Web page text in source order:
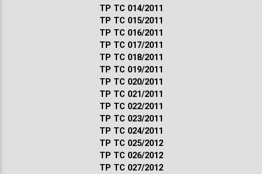
ТР ТС 014/2011
ТР ТС 015/2011
ТР ТС 016/2011
ТР ТС 017/2011
ТР ТС 018/2011
ТР ТС 019/2011
ТР ТС 020/2011
ТР ТС 021/2011
ТР ТС 022/2011
ТР ТС 023/2011
ТР ТС 024/2011
ТР ТС 025/2012
ТР ТС 026/2012
ТР ТС 027/2012